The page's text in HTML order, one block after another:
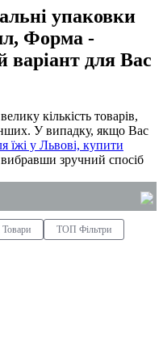
упаковки
Форма -
для Вас
кількість товарів,
У випадку, якщо Вас
їжі у Львові, купити
зручний спосіб
ТОП Фільтри